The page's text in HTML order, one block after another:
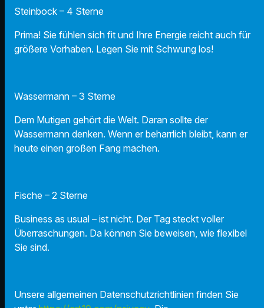
Steinbock – 4 Sterne
Prima! Sie fühlen sich fit und Ihre Energie reicht auch für
größere Vorhaben. Legen Sie mit Schwung los!
Wassermann – 3 Sterne
Dem Mutigen gehört die Welt. Daran sollte der
Wassermann denken. Wenn er beharrlich bleibt, kann er
heute einen großen Fang machen.
Fische – 2 Sterne
Business as usual – ist nicht. Der Tag steckt voller
Überraschungen. Da können Sie beweisen, wie flexibel
Sie sind.
Unsere allgemeinen Datenschutzrichtlinien finden Sie